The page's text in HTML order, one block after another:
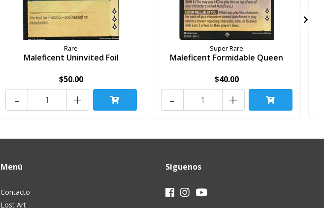
Rare
Maleficent Uninvited Foil
$50.00
+
-
Super Rare
Maleficent Formidable Queen
$40.00
+
-
Menú
Contacto
Lost Art
Síguenos